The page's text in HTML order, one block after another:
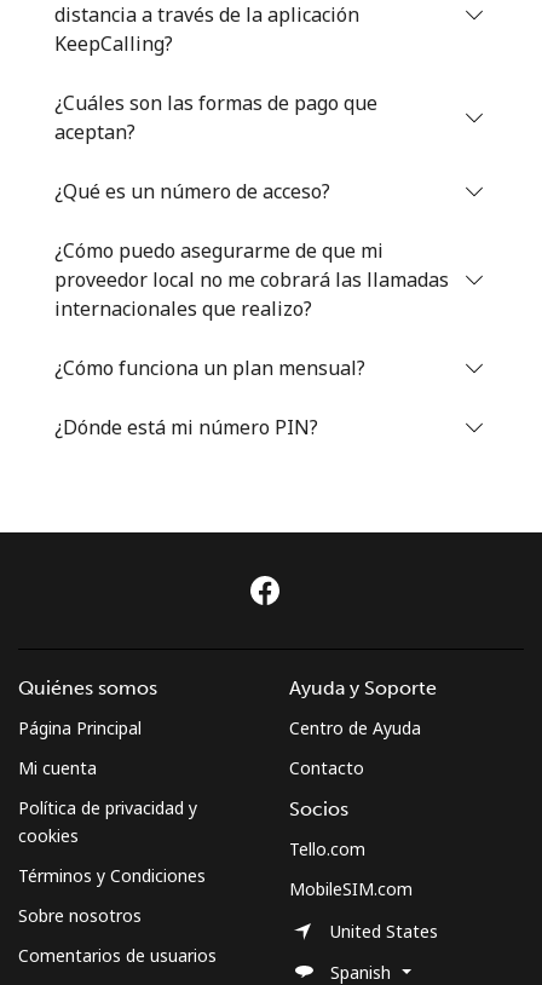
¿Olvidaste tu contraseña? →
Iniciar Sesión
distancia a través de la aplicación
KeepCalling?
¿Cuáles son las formas de pago que
aceptan?
¿Qué es un número de acceso?
¿Cómo puedo asegurarme de que mi
proveedor local no me cobrará las llamadas
internacionales que realizo?
¿Cómo funciona un plan mensual?
¿Dónde está mi número PIN?
Quiénes somos
Página Principal
Mi cuenta
Política de privacidad y
cookies
Términos y Condiciones
Sobre nosotros
Comentarios de usuarios
Ayuda y Soporte
Centro de Ayuda
Contacto
Socios
Tello.com
MobileSIM.com
United States
Spanish